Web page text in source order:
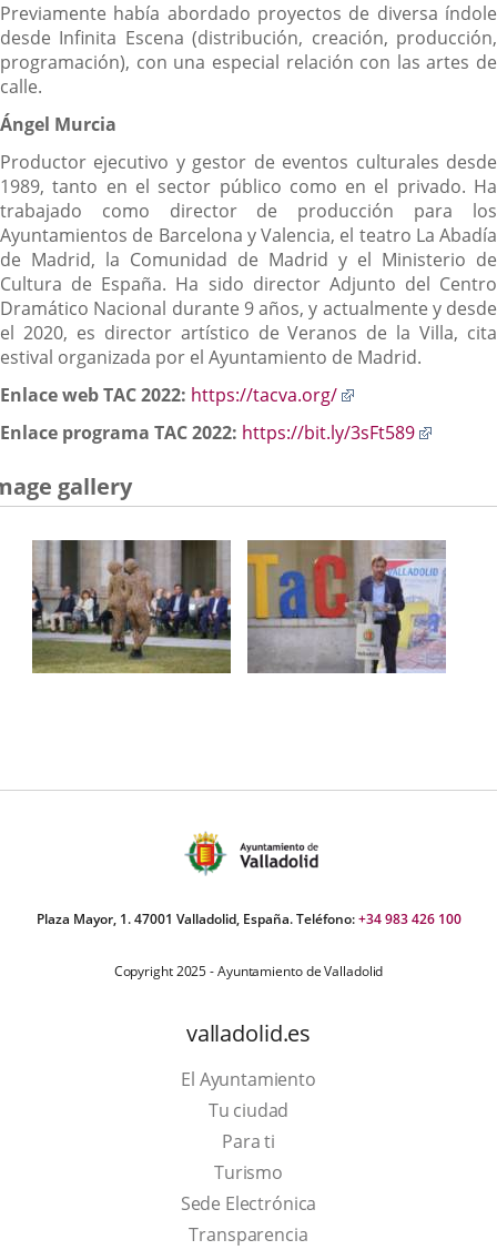
Previamente había abordado proyectos de diversa índole
desde Infinita Escena (distribución, creación, producción,
programación), con una especial relación con las artes de
calle.
Ángel Murcia
Productor ejecutivo y gestor de eventos culturales desde
1989, tanto en el sector público como en el privado. Ha
trabajado como director de producción para los
Ayuntamientos de Barcelona y Valencia, el teatro La Abadía
de Madrid, la Comunidad de Madrid y el Ministerio de
Cultura de España. Ha sido director Adjunto del Centro
Dramático Nacional durante 9 años, y actualmente y desde
el 2020, es director artístico de Veranos de la Villa, cita
estival organizada por el Ayuntamiento de Madrid.
Enlace web TAC 2022: https://tacva.org/
una
Enlace programa TAC 2022: https://bit.ly/3sFt589
gallery
Plaza Mayor, 1. 47001 Valladolid, España. Teléfono:+34 983 426 100
Copyright 2025 - Ayuntamiento de Valladolid
valladolid.es
El Ayuntamiento
Tu ciudad
Para ti
TurismoThis
link
will
Sede Electrónica
Transparencia